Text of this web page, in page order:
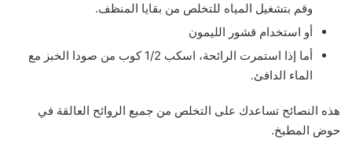
وقم بتشغيل المياه للتخلص من بقايا المنظف.
أو استخدام قشور الليمون
أما إذا استمرت الرائحة، اسكب 1/2 كوب من صودا الخبز مع
الماء الدافئ.
هذه النصائح تساعدك على التخلص من جميع الروائح العالقة في
حوض المطبخ.